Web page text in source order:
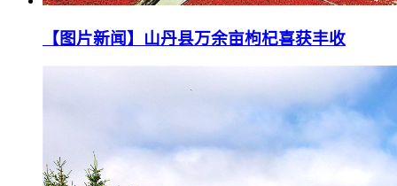
【图片新闻】山丹县万余亩枸杞喜获丰收